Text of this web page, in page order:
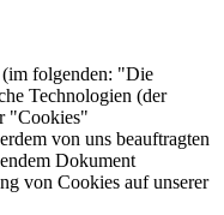
(im folgenden: "Die
Technologien (der
"Cookies"
von uns beauftragten
Dokument
von Cookies auf unserer